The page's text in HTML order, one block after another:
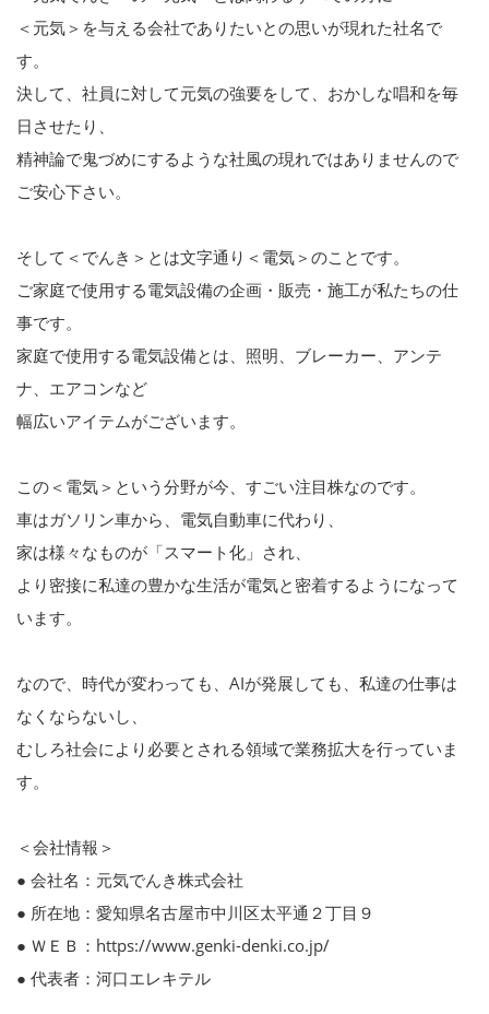
＜元気＞を与える会社でありたいとの思いが現れた社名で
す。
決して、社員に対して元気の強要をして、おかしな唱和を毎
日させたり、
精神論で鬼づめにするような社風の現れではありませんので
ご安心下さい。
そして＜でんき＞とは文字通り＜電気＞のことです。
ご家庭で使用する電気設備の企画・販売・施工が私たちの仕
事です。
家庭で使用する電気設備とは、照明、ブレーカー、アンテ
ナ、エアコンなど
幅広いアイテムがございます。
この＜電気＞という分野が今、すごい注目株なのです。
車はガソリン車から、電気自動車に代わり、
家は様々なものが「スマート化」され、
より密接に私達の豊かな生活が電気と密着するようになって
います。
なので、時代が変わっても、AIが発展しても、私達の仕事は
なくならないし、
むしろ社会により必要とされる領域で業務拡大を行っていま
す。
＜会社情報＞
● 会社名：元気でんき株式会社
● 所在地：愛知県名古屋市中川区太平通２丁目９
● ＷＥＢ：https://www.genki-denki.co.jp/
● 代表者：河口エレキテル